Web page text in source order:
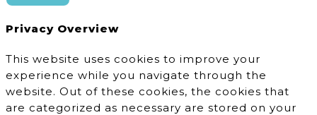
Privacy Overview
This website uses cookies to improve your
experience while you navigate through the
website. Out of these cookies, the cookies that
are categorized as necessary are stored on your